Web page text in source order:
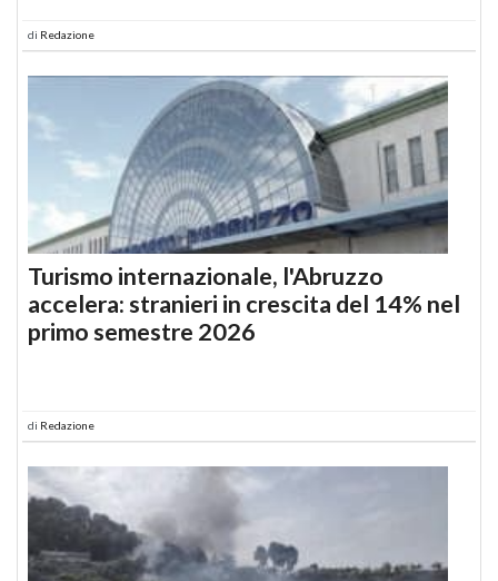
di Redazione
Turismo internazionale, l'Abruzzo
accelera: stranieri in crescita del 14% nel
primo semestre 2026
di Redazione